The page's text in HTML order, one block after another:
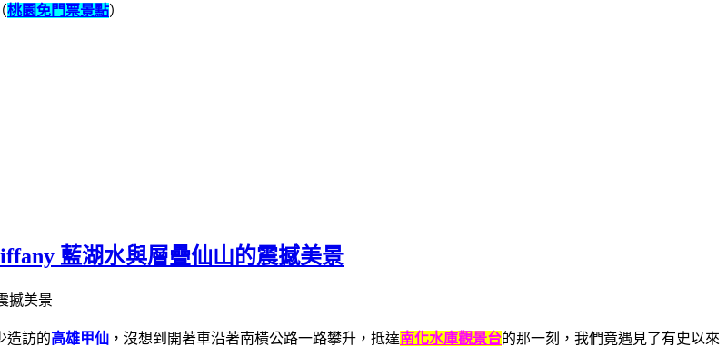
桃園免門票景點）
藍湖水與層疊仙山的震撼美景
造訪的高雄甲仙 ，沒想到開著車沿著南橫公路一路攀升，抵達南化水庫觀景台的那一刻，我們竟遇見了有史以來